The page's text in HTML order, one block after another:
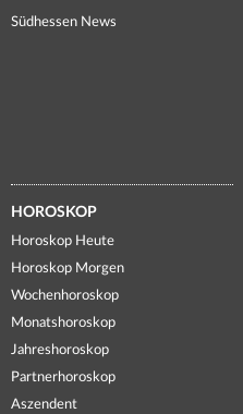
Südhessen News
HOROSKOP
Horoskop Heute
Horoskop Morgen
Wochenhoroskop
Monatshoroskop
Jahreshoroskop
Partnerhoroskop
Aszendent